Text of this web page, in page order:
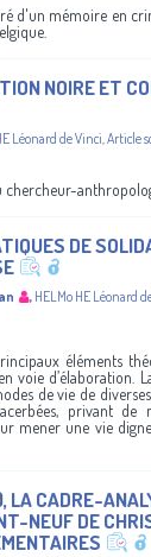
d'un mémoire en
NOIRE ET
Léonard de Vinci Article
chercheur-
DE
, HELMo HE Léonard
éléments
voie d’élaboration.
de vie de
privant de
mener une vie
LA CADRE-
NEUF DE